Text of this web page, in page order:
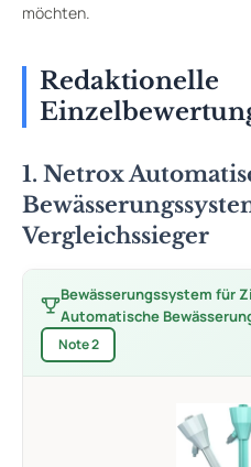
möchten.
Redaktionelle
1. Netrox
Vergleichssieger
Bewässerungssystem für
Automatische
Note 2